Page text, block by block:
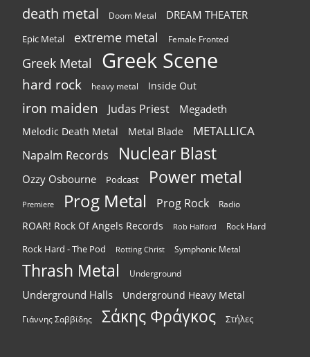
death metal Doom Metal DREAM THEATER
Epic Metal extreme metal Female Fronted
Greek Metal Greek Scene
hard rock heavy metal Inside Out
iron maiden Judas Priest Megadeth
Melodic Death Metal Metal Blade METALLICA
Napalm Records Nuclear Blast
Ozzy Osbourne Podcast Power metal
Premiere Prog Metal Prog Rock Radio
ROAR! Rock Of Angels Records Rob Halford Rock Hard
Rock Hard - The Pod Rotting Christ Symphonic Metal
Thrash Metal Underground
Underground Halls Underground Heavy Metal
Γιάννης Σαββίδης Σάκης Φράγκος Στήλες